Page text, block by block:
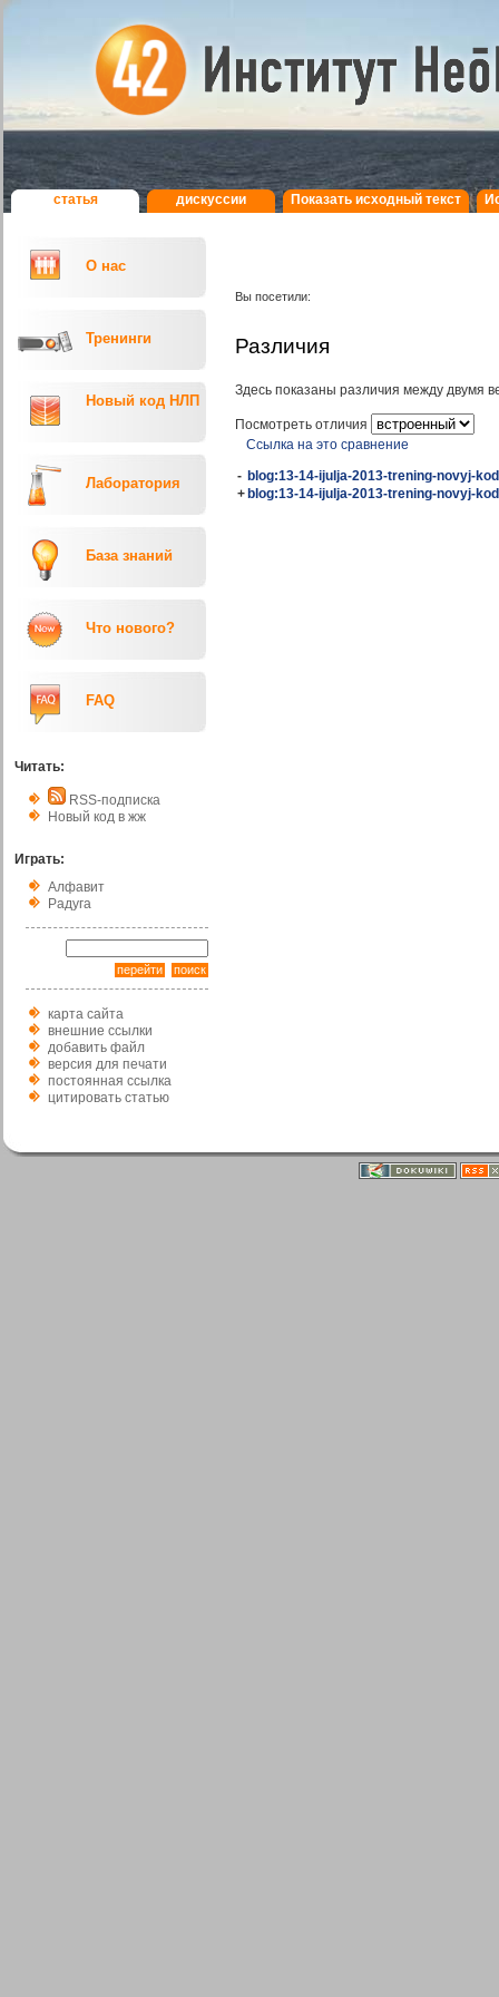
статья дискуcсии Показать исходный текст
Вы посетили:
Различия
Здесь показаны различия между двумя
Посмотреть отличия
Ссылка на это сравнение
- blog:13-14-ijulja-2013-trening-novyj-
+blog:13-14-ijulja-2013-trening-novyj-
О нас
Тренинги
Новый код НЛП
Лаборатория
База знаний
Что нового?
FAQ
Читать:
RSS-подписка
Новый код в жж
Играть:
Алфавит
Радуга
карта сайта
внешние ссылки
добавить файл
версия для печати
постоянная ссылка
цитировать статью